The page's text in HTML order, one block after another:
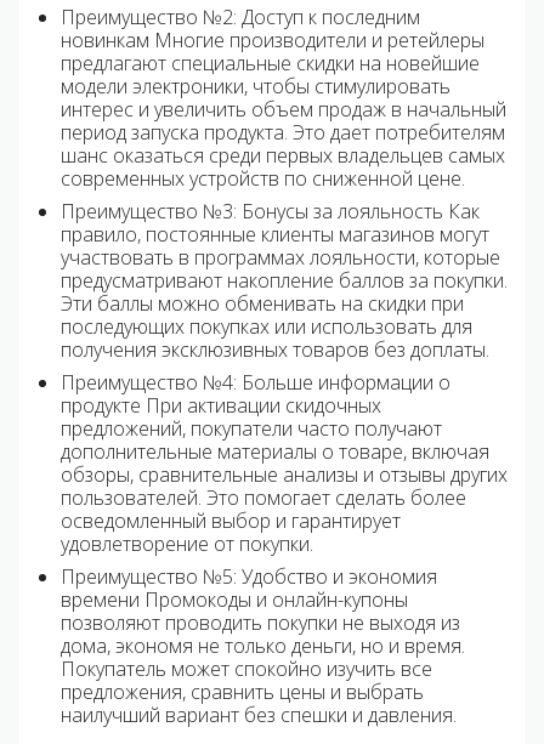
Преимущество №2: Доступ к последним
новинкам Многие производители и ретейлеры
предлагают специальные скидки на новейшие
модели электроники, чтобы стимулировать
интерес и увеличить объем продаж в начальный
период запуска продукта. Это дает потребителям
шанс оказаться среди первых владельцев самых
современных устройств по сниженной цене.
Преимущество №3: Бонусы за лояльность Как
правило, постоянные клиенты магазинов могут
участвовать в программах лояльности, которые
предусматривают накопление баллов за покупки.
Эти баллы можно обменивать на скидки при
последующих покупках или использовать для
получения эксклюзивных товаров без доплаты.
Преимущество №4: Больше информации о
продукте При активации скидочных
предложений, покупатели часто получают
дополнительные материалы о товаре, включая
обзоры, сравнительные анализы и отзывы других
пользователей. Это помогает сделать более
осведомленный выбор и гарантирует
удовлетворение от покупки.
Преимущество №5: Удобство и экономия
времени Промокоды и онлайн-купоны
позволяют проводить покупки не выходя из
дома, экономя не только деньги, но и время.
Покупатель может спокойно изучить все
предложения, сравнить цены и выбрать
наилучший вариант без спешки и давления.